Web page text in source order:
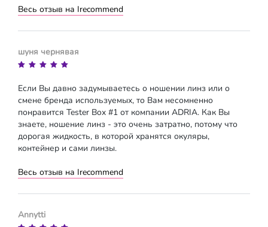
Весь отзыв на Irecommend
шуня чернявая
Если Вы давно задумываетесь о ношении линз или о
смене бренда используемых, то Вам несомненно
понравится Tester Box #1 от компании ADRIA. Как Вы
знаете, ношение линз - это очень затратно, потому что
дорогая жидкость, в которой хранятся окуляры,
контейнер и сами линзы.
Весь отзыв на Irecommend
Annytti